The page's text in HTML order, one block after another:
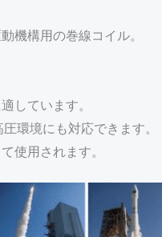
機構用の巻線コイル。
しています。
環境にも対応できます。
使用されます。